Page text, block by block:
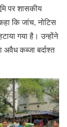
पर शासकीय
कि जांच, नोटिस
गया है। उन्होंने
कब्जा बर्दाश्त